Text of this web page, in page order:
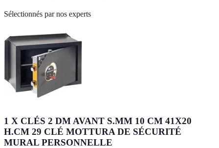
Sélectionnés par nos experts
1 X CLÉS 2 DM AVANT S.MM 10 CM 41X20
H.CM 29 CLÉ MOTTURA DE SÉCURITÉ
MURAL PERSONNELLE